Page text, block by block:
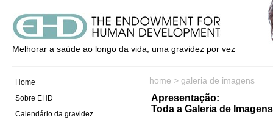
Melhorar a saúde ao longo da vida, uma gravidez por vez
Home
Sobre EHD
Calendário da gravidez
home > galeria de imagens
Apresentação:
Toda a Galeria de Imagens